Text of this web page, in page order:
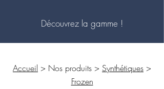
Découvrez la gamme !
Accueil > Nos produits > Synthétiques >
Frozen